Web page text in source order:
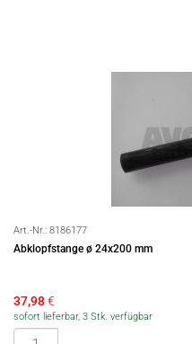
Art.-Nr.: 8186177
Abklopfstange ø 24x200 mm
37,98€
sofort lieferbar, 3 Stk. verfügbar